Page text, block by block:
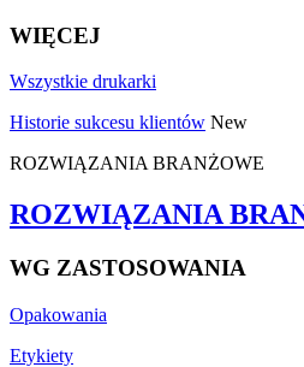
WIĘCEJ
Wszystkie drukarki
Historie sukcesu klientów New
ROZWIĄZANIA BRANŻOWE
ROZWIĄZANIA
WG ZASTOSOWANIA
Opakowania
Etykiety